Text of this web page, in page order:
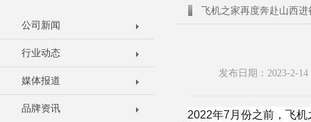
公司新闻
行业动态
媒体报道
品牌资讯
飞机之家再度奔赴山西
发布日期：2023-2-
2022年7月份之前，飞